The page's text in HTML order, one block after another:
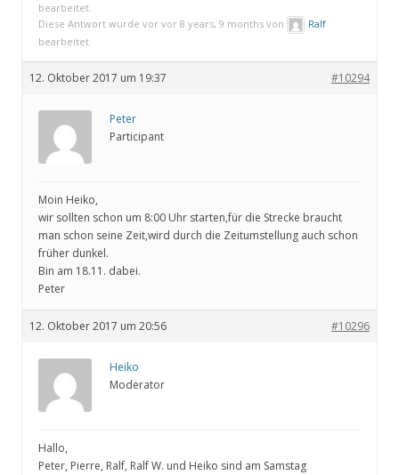
bearbeitet.
Diese Antwort wurde vor vor 8 years, 9 months von
Ralf
bearbeitet.
12. Oktober 2017 um 19:37 #10294
Peter
Participant
Moin Heiko,
wir sollten schon um 8:00 Uhr starten,für die Strecke braucht
man schon seine Zeit,wird durch die Zeitumstellung auch schon
früher dunkel.
Bin am 18.11. dabei.
Peter
12. Oktober 2017 um 20:56 #10296
Heiko
Moderator
Hallo,
Peter, Pierre, Ralf, Ralf W. und Heiko sind am Samstag